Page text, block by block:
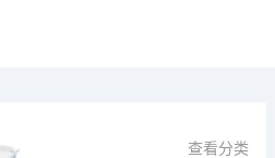
查看分类